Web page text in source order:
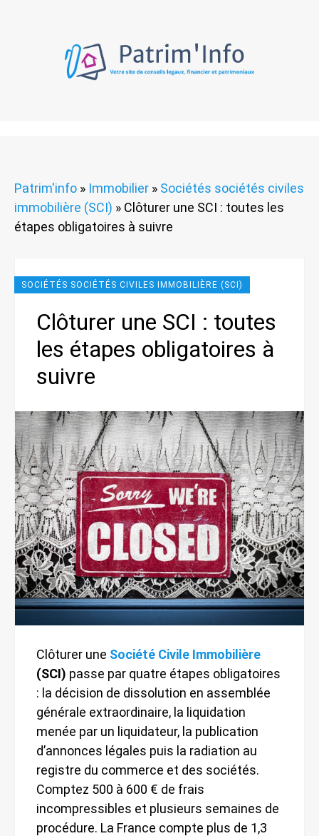
Patrim'info » Immobilier » Sociétés sociétés civiles
immobilière (SCI) » Clôturer une SCI : toutes les
étapes obligatoires à suivre
SOCIÉTÉS SOCIÉTÉS CIVILES IMMOBILIÈRE (SCI)
Clôturer une SCI : toutes
les étapes obligatoires à
suivre
Clôturer une Société Civile Immobilière
(SCI) passe par quatre étapes obligatoires
: la décision de dissolution en assemblée
générale extraordinaire, la liquidation
menée par un liquidateur, la publication
d’annonces légales puis la radiation au
registre du commerce et des sociétés.
Comptez 500 à 600 € de frais
incompressibles et plusieurs semaines de
procédure. La France compte plus de 1,3